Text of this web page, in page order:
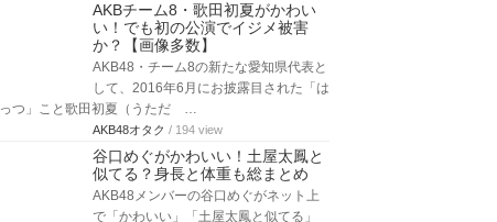
AKBチーム8・歌田初夏がかわい
い！でも初の公演でイジメ被害
か？【画像多数】
AKB48・チーム8の新たな愛知県代表と
して、2016年6月にお披露目された「は
っつ」こと歌田初夏（うただ …
AKB48オタク / 194 view
谷口めぐがかわいい！土屋太鳳と
似てる？身長と体重も総まとめ
AKB48メンバーの谷口めぐがネット上
で「かわいい」「土屋太鳳と似てる」